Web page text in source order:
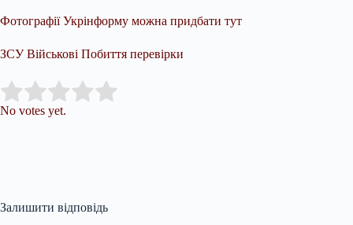
Фотографії Укрінформу можна придбати тут
ЗСУ Військові Побиття перевірки
Rate this item:
No votes yet.
Залишити відповідь